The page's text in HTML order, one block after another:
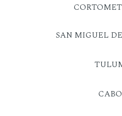
SAN MIGUEL
CABO